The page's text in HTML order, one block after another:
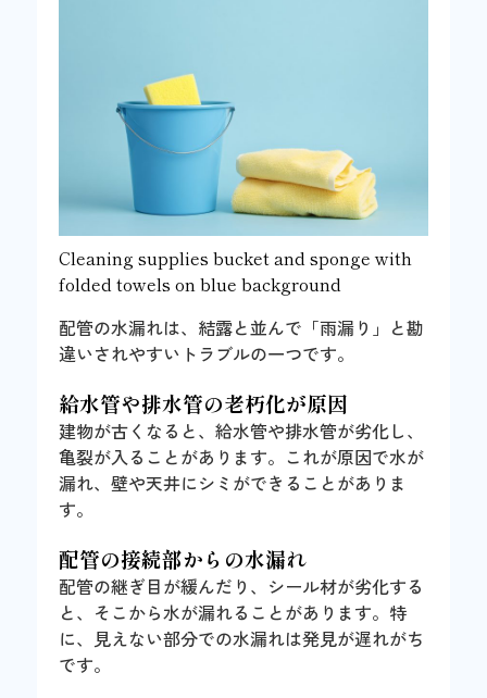
Cleaning supplies bucket and sponge with
folded towels on blue background
配管の水漏れは、結露と並んで「雨漏り」と勘
違いされやすいトラブルの一つです。
給水管や排水管の老朽化が原因
建物が古くなると、給水管や排水管が劣化し、
亀裂が入ることがあります。これが原因で水が
漏れ、壁や天井にシミができることがありま
す。
配管の接続部からの水漏れ
配管の継ぎ目が緩んだり、シール材が劣化する
と、そこから水が漏れることがあります。特
に、見えない部分での水漏れは発見が遅れがち
です。